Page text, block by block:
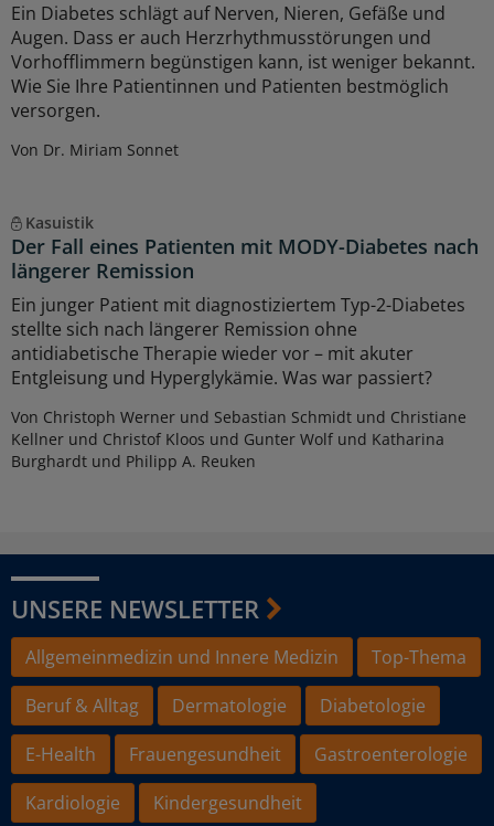
Ein Diabetes schlägt auf Nerven, Nieren, Gefäße und
Augen. Dass er auch Herzrhythmusstörungen und
Vorhofflimmern begünstigen kann, ist weniger bekannt.
Wie Sie Ihre Patientinnen und Patienten bestmöglich
versorgen.
Von Dr. Miriam Sonnet
Kasuistik
Der Fall eines Patienten mit MODY-Diabetes nach
längerer Remission
Ein junger Patient mit diagnostiziertem Typ-2-Diabetes
stellte sich nach längerer Remission ohne
antidiabetische Therapie wieder vor – mit akuter
Entgleisung und Hyperglykämie. Was war passiert?
Von Christoph Werner und Sebastian Schmidt und Christiane
Kellner und Christof Kloos und Gunter Wolf und Katharina
Burghardt und Philipp A. Reuken
UNSERE NEWSLETTER
Allgemeinmedizin und Innere Medizin
Top-Thema
Beruf & Alltag
Dermatologie
Diabetologie
E-Health
Frauengesundheit
Gastroenterologie
Kardiologie
Kindergesundheit